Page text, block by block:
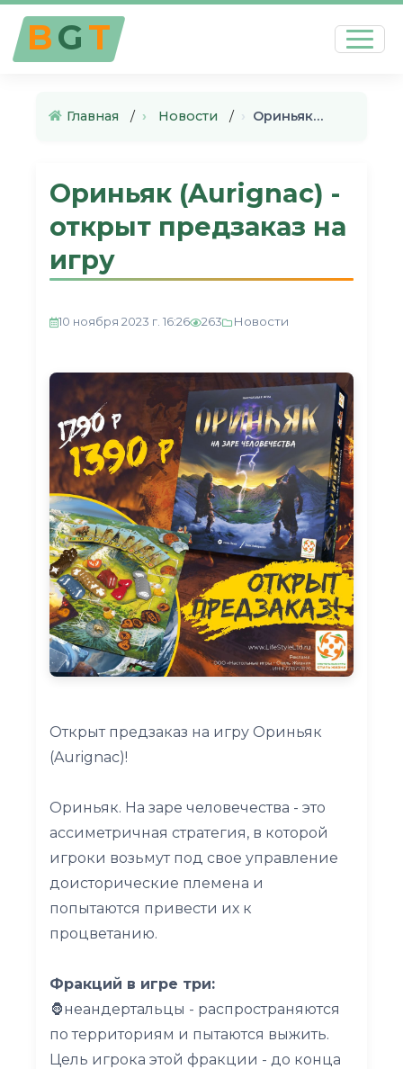
BGT
Главная › Новости › Ориньяк (Aurignac) - открыт п…
Ориньяк (Aurignac) -
открыт предзаказ на
игру
10 ноября 2023 г. 16:26 263 Новости
Открыт предзаказ на игру Ориньяк
(Aurignac)!
Ориньяк. На заре человечества - это
ассиметричная стратегия, в которой
игроки возьмут под свое управление
доисторические племена и
попытаются привести их к
процветанию.
Фракций в игре три:
🦍неандертальцы - распространяются
по территориям и пытаются выжить.
Цель игрока этой фракции - до конца